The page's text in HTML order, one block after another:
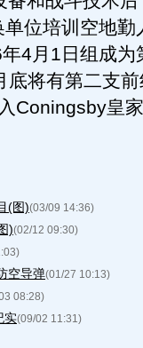
位培训空地勤
4月1日组成为
将有第二支前
皇
(图)(03/09 14:36)
)(02/12 09:30)
空导弹(01/27 10:13)
08:28)
实(09/02 11:31)